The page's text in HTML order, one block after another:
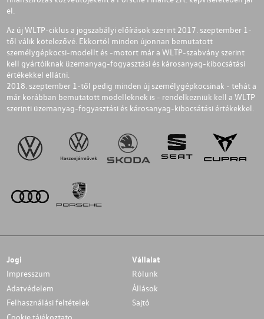
el.
Az új WLTP-ciklus a jogszabályi előírások szerint 2017. szeptember 1-
től válik kötelezővé. Ekkortól minden újonnan bemutatott
személygépkocsi-modellt és -motort már a WLTP-szabvány szerint
kell gyártóiknak üzemanyag-fogyasztási és károsanyag-kibocsátási
értékekkel ellátni.
2018. szeptember 1-től pedig minden új személygépkocsinak - tehát a
már korábban bemutatott modelleknek is - rendelkezniük kell a WLTP
szerinti üzemanyag-fogyasztási és károsanyag-kibocsátási értékekkel.
Jogi
Impresszum
Adatvédelem
Felhasználási feltételek
Vállalat
Rólunk
Állások
Sajtó